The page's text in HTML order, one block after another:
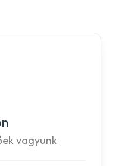
vagyunk